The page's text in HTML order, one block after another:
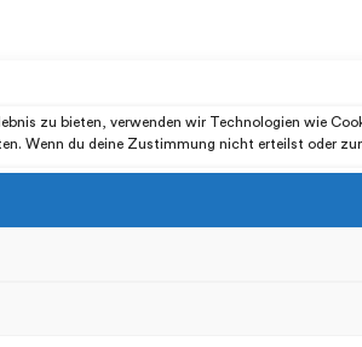
zu bieten, verwenden wir Technologien wie
Wenn du deine Zustimmung nicht erteilst oder